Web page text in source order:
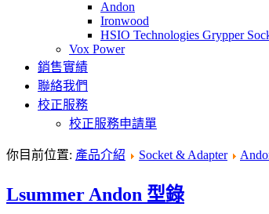
Andon
Ironwood
HSIO Technologies Grypper
Vox Power
銷售實績
聯絡我們
校正服務
校正服務申請單
你目前位置: 產品介紹 Socket & Adapter
Lsummer Andon 型錄